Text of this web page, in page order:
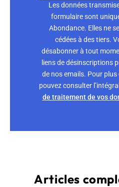
Les données
formulaire sont
Abondance. Elles ne
cédées à des tiers.
désabonner à tout
liens de désinscriptions
de nos emails. Pour
pouvez consulter
de traitement de vos
Articles